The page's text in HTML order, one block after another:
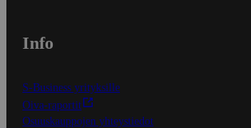
Info
S-Business yrityksille
Oiva-raportit
Osuuskauppojen yhteystiedot